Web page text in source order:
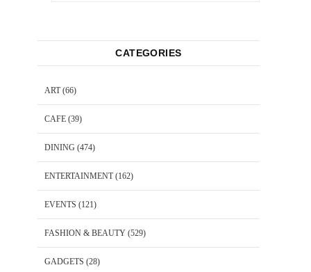
CATEGORIES
ART(66)
CAFE (39)
DINING (474)
ENTERTAINMENT(162)
EVENTS (121)
FASHION & BEAUTY (529)
GADGETS (28)